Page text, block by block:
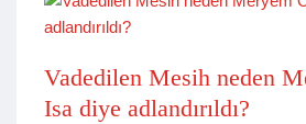
Vadedilen Mesih neden
Isa diye adlandırıldı?